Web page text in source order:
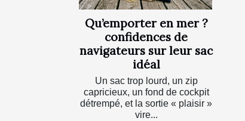
Qu’emporter en mer ?
confidences de
navigateurs sur leur sac
idéal
Un sac trop lourd, un zip
capricieux, un fond de cockpit
détrempé, et la sortie « plaisir »
vire...